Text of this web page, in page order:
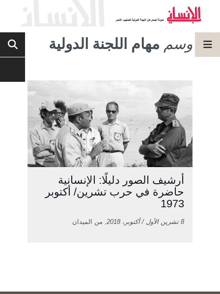
وسم مهام اللجنة الدولية
أرشيف الصور دليلًا: الإنسانية
حاضرة في حرب تشرين/ أكتوبر
1973
8 تشرين الأول / أكتوبر، 2018 , من الميدان